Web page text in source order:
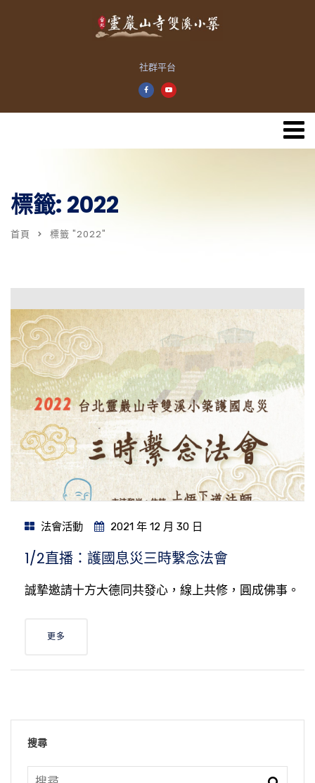
社群平台
標籤: 2022
首頁 標籤 "2022"
法會活動 2021 年 12 月 30 日
1/2直播：護國息災三時繫念法會
誠摯邀請十方大德同共發心，線上共修，圓成佛事。
更多
搜尋